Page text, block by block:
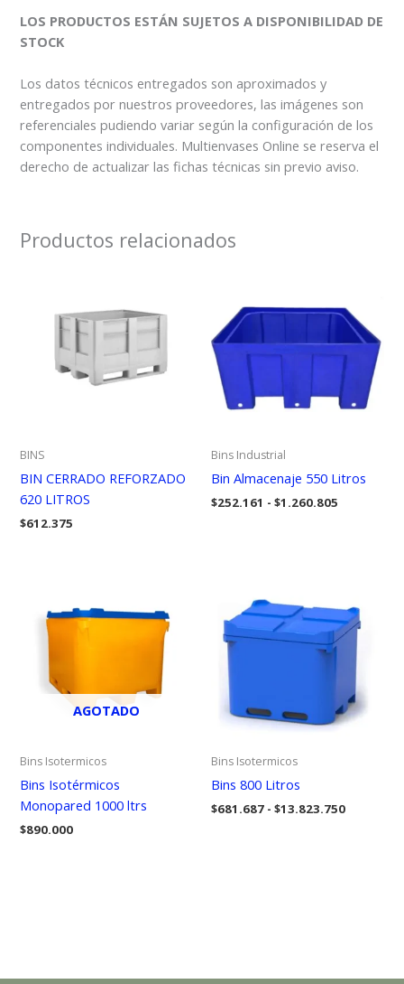
LOS PRODUCTOS ESTÁN SUJETOS A DISPONIBILIDAD DE
STOCK
Los datos técnicos entregados son aproximados y
entregados por nuestros proveedores, las imágenes son
referenciales pudiendo variar según la configuración de los
componentes individuales. Multienvases Online se reserva el
derecho de actualizar las fichas técnicas sin previo aviso.
Productos relacionados
BINS
BIN CERRADO REFORZADO
620 LITROS
$612.375
Bins Industrial
Bin Almacenaje 550 Litros
$252.161 - $1.260.805
AGOTADO
Bins Isotermicos
Bins Isotérmicos
Monopared 1000 ltrs
$890.000
Bins Isotermicos
Bins 800 Litros
$681.687 - $13.823.750Rango